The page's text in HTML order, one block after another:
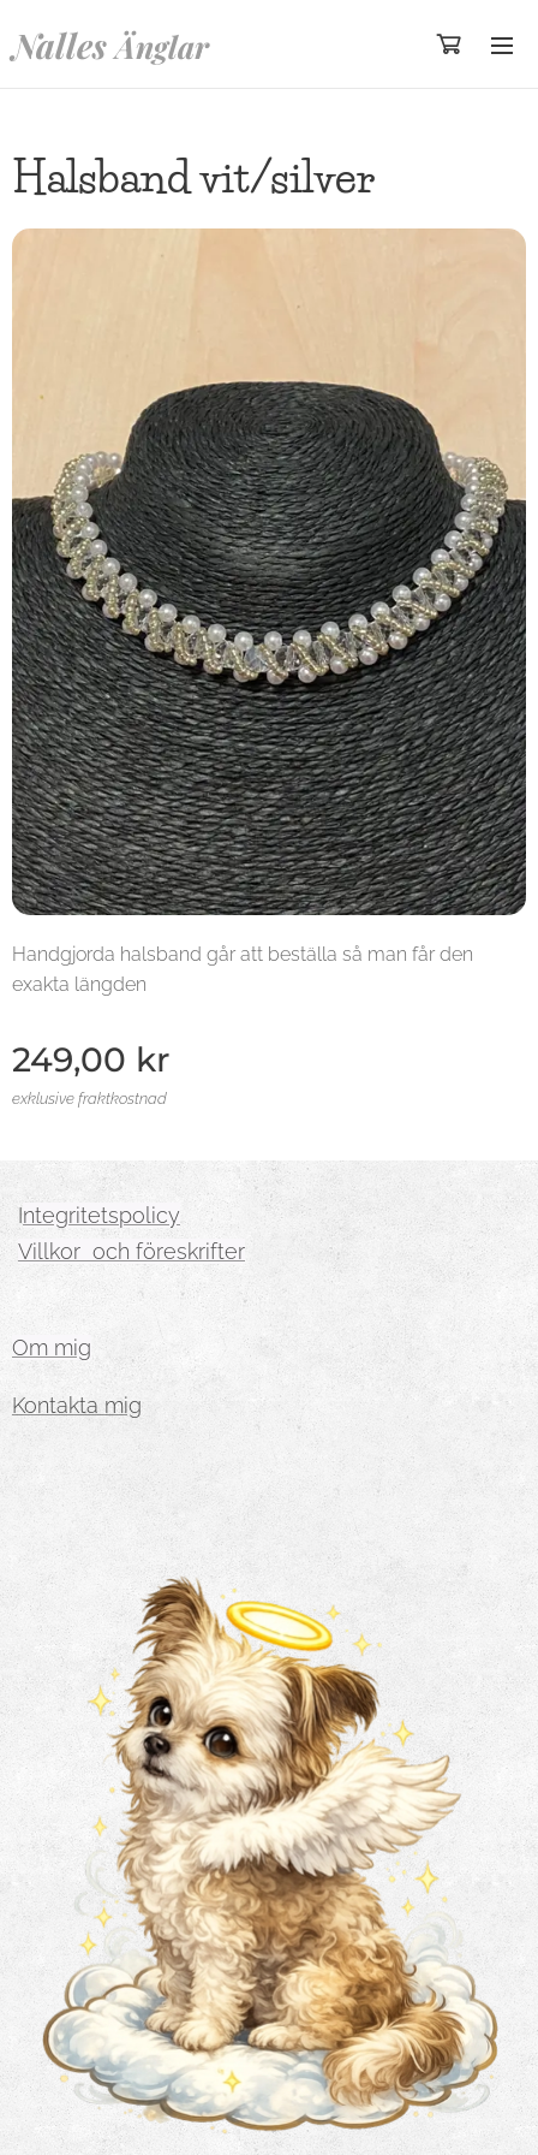
Nalles Änglar
Halsband vit/silver
Handgjorda halsband går att beställa så man får den
exakta längden
249,00 kr
exklusive fraktkostnad
Integritetspolicy
Villkor och föreskrifter
Om mig
Kontakta mig